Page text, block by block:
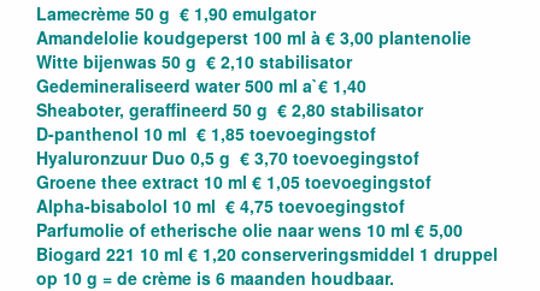
Lamecrème 50 g € 1,90 emulgator
Amandelolie koudgeperst 100 ml à € 3,00 plantenolie
Witte bijenwas 50 g € 2,10 stabilisator
Gedemineraliseerd water 500 ml a`€ 1,40
Sheaboter, geraffineerd 50 g € 2,80 stabilisator
D-panthenol 10 ml € 1,85 toevoegingstof
Hyaluronzuur Duo 0,5 g € 3,70 toevoegingstof
Groene thee extract 10 ml € 1,05 toevoegingstof
Alpha-bisabolol 10 ml € 4,75 toevoegingstof
Parfumolie of etherische olie naar wens 10 ml € 5,00
Biogard 221 10 ml € 1,20 conserveringsmiddel 1 druppel
op 10 g = de crème is 6 maanden houdbaar.